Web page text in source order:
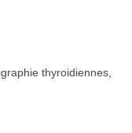
thyroidiennes,